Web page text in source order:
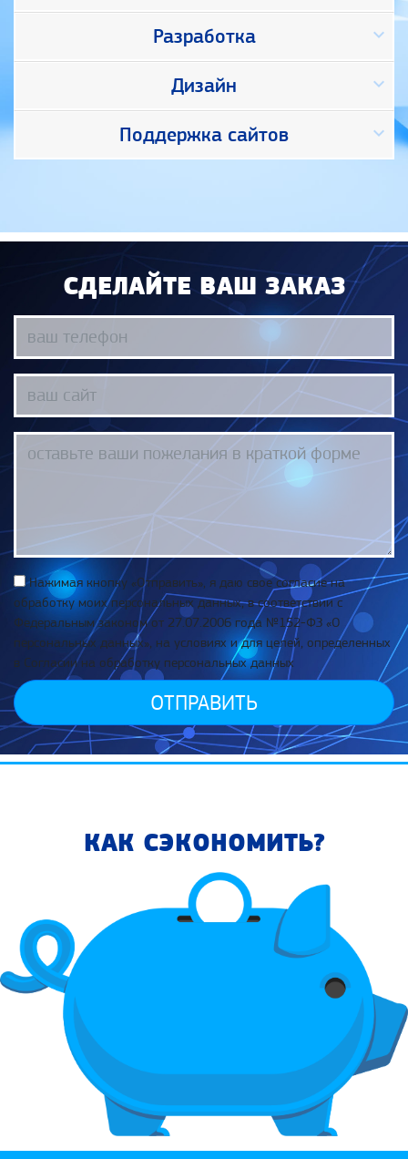
Разработка keyboard_arrow_down
Дизайн keyboard_arrow_down
Поддержка сайтов keyboard_arrow_down
СДЕЛАЙТЕ ВАШ ЗАКАЗ
Нажимая кнопку «Отправить», я даю свое согласие на
обработку моих персональных данных, в соответствии с
Федеральным законом от 27.07.2006 года №152-ФЗ «О
персональных данных», на условиях и для целей, определенных
в Согласии на обработку персональных данных
ОТПРАВИТЬ
КАК СЭКОНОМИТЬ?